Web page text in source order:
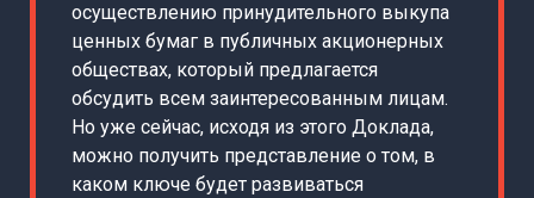
осуществлению принудительного выкупа
ценных бумаг в публичных акционерных
обществах, который предлагается
обсудить всем заинтересованным лицам.
Но уже сейчас, исходя из этого Доклада,
можно получить представление о том, в
каком ключе будет развиваться